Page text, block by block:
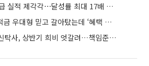
기업미소재단 공급 실적 제각각⋯달성률 최대 17배 차이
믿고 갈아탔는데 ‘혜택 반토막’…심사 오류에 가입자 혼선
4대 금융 부동산신탁사, 상반기 희비 엇갈려…책임준공 손실 반영 시점이 갈랐다